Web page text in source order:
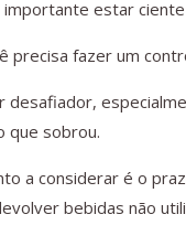
estar
precisa fazer um
desafiador,
que sobrou.
a considerar é o
bebidas não